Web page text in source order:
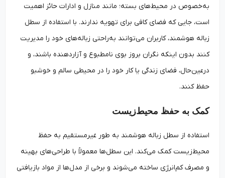
به‌خصوص در محیط‌های بسته؛ مانند منازل و ادارات حائز اهمیت
است، جایی که فضای کافی برای تهویه ندارند. با استفاده از سطل
زباله هوشمند، کاربران می‌توانند به‌راحتی زباله‌های خود را مدیریت
کنند بدون اینکه نگران بروز بوی نامطبوع و آزاردهنده باشند، و
درعین‌حال، فضای زندگی یا کار خود را در محیطی سالم و خوشبو
حفظ کنند.
کمک به حفظ محیط‌زیست
استفاده از سطل زباله هوشمند به طور غیرمستقیم به حفظ
محیط‌زیست کمک می‌کند. این سطل‌ها معمولاً با طراحی‌های بهینه
و مصرف کم‌انرژی ساخته می‌شوند و برخی از مدل‌ها از مواد بازیافتی